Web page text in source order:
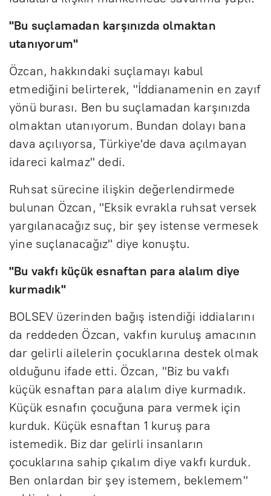
"Bu suçlamadan karşınızda olmaktan
utanıyorum"
Özcan, hakkındaki suçlamayı kabul
etmediğini belirterek, "İddianamenin en zayıf
yönü burası. Ben bu suçlamadan karşınızda
olmaktan utanıyorum. Bundan dolayı bana
dava açılıyorsa, Türkiye'de dava açılmayan
idareci kalmaz" dedi.
Ruhsat sürecine ilişkin değerlendirmede
bulunan Özcan, "Eksik evrakla ruhsat versek
yargılanacağız suç, bir şey istense vermesek
yine suçlanacağız" diye konuştu.
"Bu vakfı küçük esnaftan para alalım diye
kurmadık"
BOLSEV üzerinden bağış istendiği iddialarını
da reddeden Özcan, vakfın kuruluş amacının
dar gelirli ailelerin çocuklarına destek olmak
olduğunu ifade etti. Özcan, "Biz bu vakfı
küçük esnaftan para alalım diye kurmadık.
Küçük esnafın çocuğuna para vermek için
kurduk. Küçük esnaftan 1 kuruş para
istemedik. Biz dar gelirli insanların
çocuklarına sahip çıkalım diye vakfı kurduk.
Ben onlardan bir şey istemem, beklemem"